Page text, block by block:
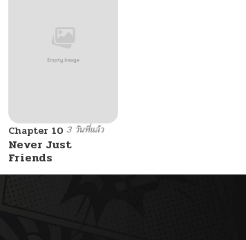
Chapter 10 3 วันที่แล้ว
Never Just
Friends